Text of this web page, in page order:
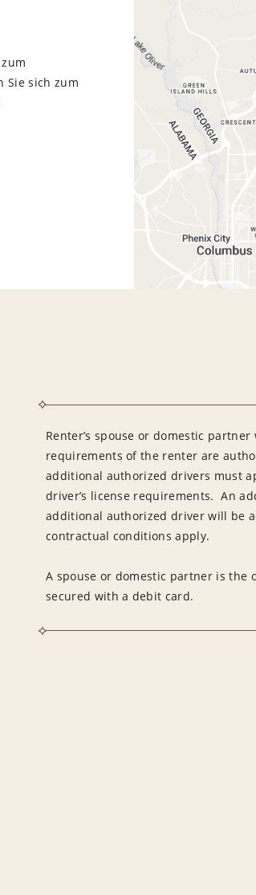
Sie sich zum
Renter’s spouse or domestic
requirements of the renter are
additional authorized drivers must
driver’s license requirements. An
additional authorized driver will be
contractual conditions apply.
A spouse or domestic partner is
secured with a debit card.